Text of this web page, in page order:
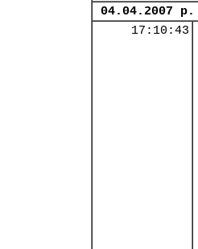
04.04.2007 р.
17:10:43